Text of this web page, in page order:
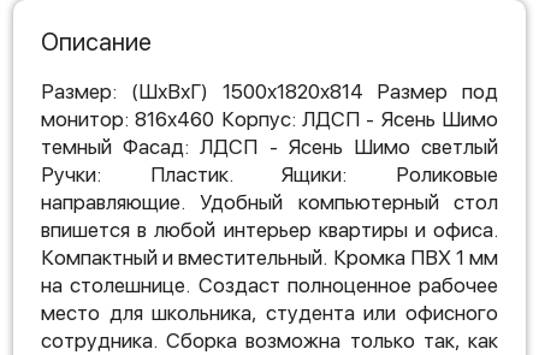
Описание
Размер: (ШхВхГ) 1500x1820x814 Размер под
монитор: 816x460 Корпус: ЛДСП - Ясень Шимо
темный Фасад: ЛДСП - Ясень Шимо светлый
Ручки: Пластик. Ящики: Роликовые
направляющие. Удобный компьютерный стол
впишется в любой интерьер квартиры и офиса.
Компактный и вместительный. Кромка ПВХ 1 мм
на столешнице. Создаст полноценное рабочее
место для школьника, студента или офисного
сотрудника. Сборка возможна только так, как